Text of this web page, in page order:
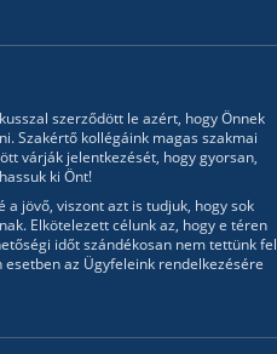
szerződött le azért, hogy Önnek
Szakértő kollégáink magas szakmai
várják jelentkezését, hogy gyorsan,
ki Önt!
jövő, viszont azt is tudjuk, hogy sok
Elkötelezett célunk az, hogy e téren
időt szándékosan nem tettünk fel
az Ügyfeleink rendelkezésére